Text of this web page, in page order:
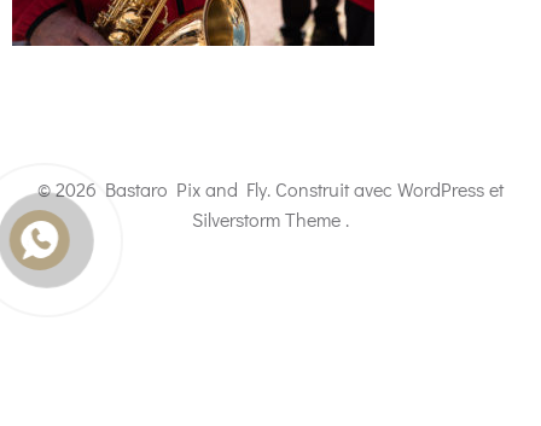
© 2026 Bastaro Pix and Fly. Construit avec WordPress et
Silverstorm Theme .